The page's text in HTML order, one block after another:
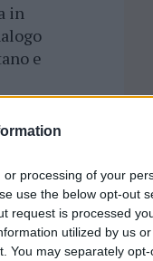
processing of your
use the below opt-out
request is processed
utilized by us
You may separately
in
e
dei
come